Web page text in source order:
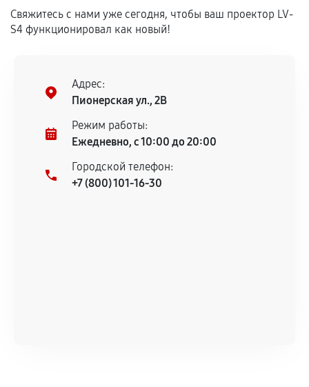
техническим параметрам и не имеют внешних
дефектов.
центром.
При этом гарантия на сами комплектующие
остается на стороне производителя или
продавца. За качество сторонних деталей
сервисный центр ответственности не несет.
Свяжитесь с нами уже сегодня, чтобы ваш проектор LV-
S4 функционировал как новый!
Адрес:
Пионерская ул., 2В
Режим работы:
Ежедневно, с 10:00 до 20:00
Городской телефон:
+7 (800) 101-16-30